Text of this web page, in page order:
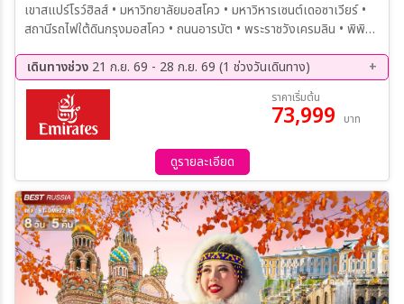
เฉพาะเทศกาล
ค้นหา
เขาสแปร์โรว์ฮิลส์ • มหาวิทยาลัยมอสโคว • มหาวิหารเซนต์เดอซาเวียร์ •
สถานีรถไฟใต้ดินกรุงมอสโคว • ถนนอารบัต • พระราชวังเครมลิน • พิพิธ
แวะถ่ายรูปมหาวิหารเซนต์บาซิล • ห้าง GUM • ชมโชว์ละครสัตว์ Circus •
ตลาดอิสไมโลโว่ • Mathroska Painting Class • นั่งรถไฟความเร็วสูง
Sapsan Fast Train • เมืองเซนต์ปีเตอร์สเบิร์ค • พระราชวังแคทเธอลีน
• ห้องแอมเบอร์รูม • ล่องเรือแม่น้ำเนว่า • มหาวิหารไอแซค • พระราชวัง
ฤดูหนาว • พิพิธภัณฑ์เฮอร์มิเทจ • ป้อมปีเตอร์ และปอลด์ • พระราชวังฤดู
ร้อน หรือ พระราชวังปีเตอร์ฮอฟ • โบสถ์หยดเลือด • ช้อปปิ้ง Leto Mall
เดินทางช่วง 21 ก.ย. 69 - 28 ก.ย. 69 (1 ช่วงวันเดินทาง)
21 ก.ย. 69 - 28 ก.ย. 69 ราคาเริ่มต้น
73,999 บาท
ดูรายละเอียด